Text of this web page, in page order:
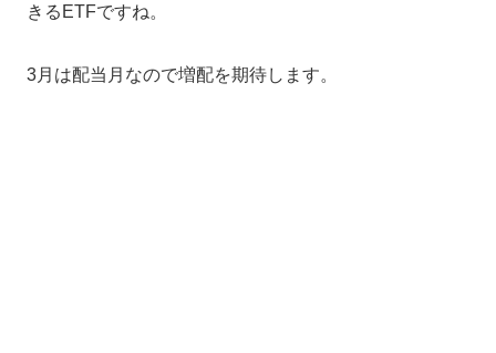
きるETFですね。
3月は配当月なので増配を期待します。